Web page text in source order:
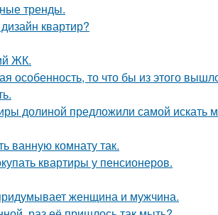
тренды.
квартир?
ЖК.
особенность, то что бы из этого
долиной предложили самой искать
ванную комнату так.
квартиры у пенсионеров.
женщина и мужчина.